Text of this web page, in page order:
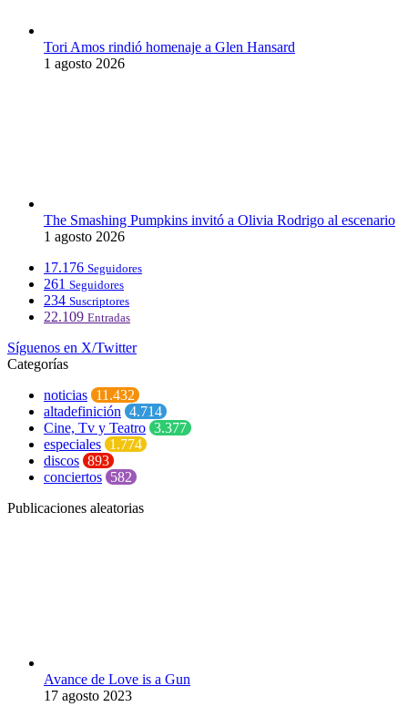
Tori Amos rindió homenaje a Glen Hansard
1 agosto 2026
The Smashing Pumpkins invitó a Olivia Rodrigo al escenario
1 agosto 2026
17.176 Seguidores
261 Seguidores
234 Suscriptores
22.109 Entradas
Síguenos en X/Twitter
Categorías
noticias 11.432
altadefinición 4.714
Cine, Tv y Teatro 3.377
especiales 1.774
discos 893
conciertos 582
Publicaciones aleatorias
Avance de Love is a Gun
17 agosto 2023